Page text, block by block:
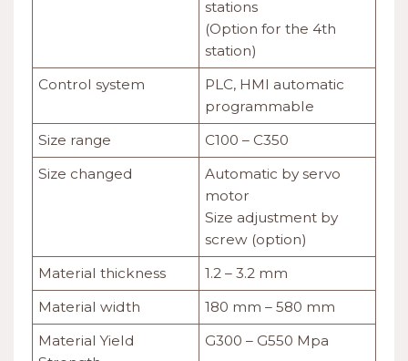
stations
(Option for the 4th
station)
Control system
PLC, HMI automatic
programmable
Size range
C100 – C350
Size changed
Automatic by servo
motor
Size adjustment by
screw (option)
Material thickness
1.2 – 3.2 mm
Material width
180 mm – 580 mm
Material Yield
G300 – G550 Mpa